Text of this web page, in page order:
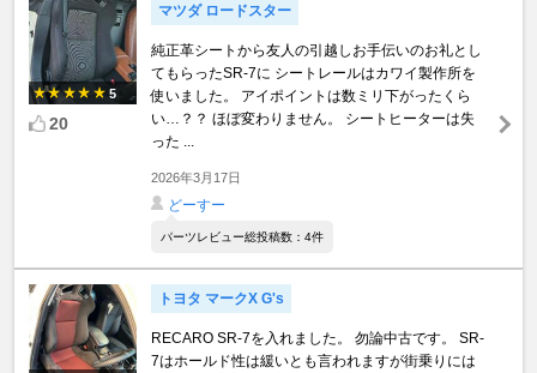
5
20
マツダ ロードスター
純正革シートから友人の引越しお手伝いのお礼とし
てもらったSR-7に シートレールはカワイ製作所を
使いました。 アイポイントは数ミリ下がったくら
い…？？ ほぼ変わりません。 シートヒーターは失
った ...
2026年3月17日
どーすー
パーツレビュー総投稿数：4件
トヨタ マークX G's
RECARO SR-7を入れました。 勿論中古です。 SR-
7はホールド性は緩いとも言われますが街乗りには